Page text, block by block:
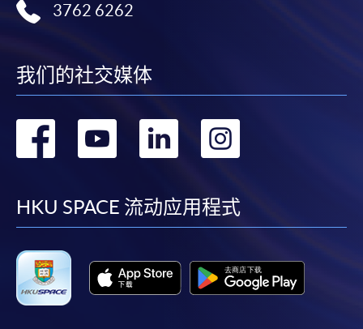
3762 6262
我们的社交媒体
转
facebook
转
youtube
转
linkedin
转
HKU SPACE 流动应用程式